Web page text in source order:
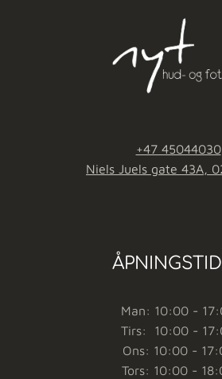
+47 45044030
Niels Juels gate 43A,
Man: 10:00 -
Tirs: 10:00 -
Ons: 10:00 -
Tors: 10:00 -